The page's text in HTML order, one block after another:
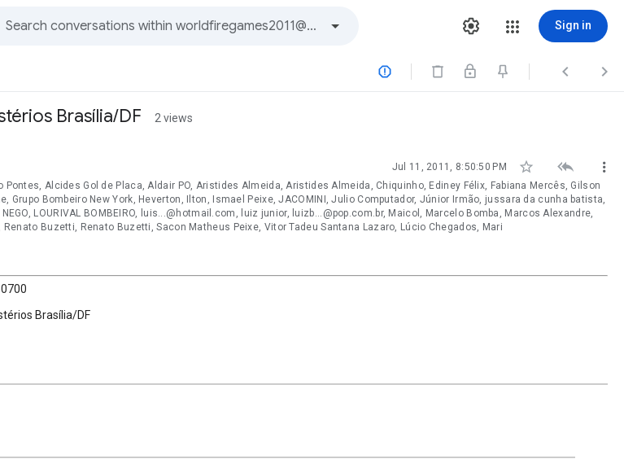
Sign in
  
Brasília/DF 2 views
Jul 11, 2011, 8:50:50 PM   
Alcides Gol de Placa, Aldair PO, Aristides Almeida, Aristides Almeida, Chiquinho, Ediney Félix, Fabiana Mercês, Gilson
Grupo Bombeiro New York, Heverton, Ilton, Ismael Peixe, JACOMINI, Julio Computador, Júnior Irmão, jussara da cunha batista,
LOURIVAL BOMBEIRO, luis...@hotmail.com, luiz junior, luizb...@pop.com.br, Maicol, Marcelo Bomba, Marcos Alexandre,
Buzetti, Renato Buzetti, Sacon Matheus Peixe, Vitor Tadeu Santana Lazaro, Lúcio Chegados, Mari
Brasília/DF